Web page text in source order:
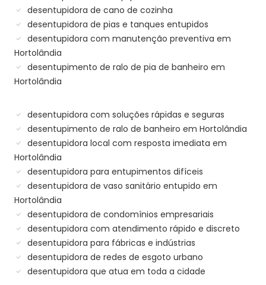
desentupidora de cano de cozinha
desentupidora de pias e tanques entupidos
desentupidora com manutenção preventiva em
Hortolândia
desentupimento de ralo de pia de banheiro em
Hortolândia
desentupidora com soluções rápidas e seguras
desentupimento de ralo de banheiro em Hortolândia
desentupidora local com resposta imediata em
Hortolândia
desentupidora para entupimentos difíceis
desentupidora de vaso sanitário entupido em
Hortolândia
desentupidora de condomínios empresariais
desentupidora com atendimento rápido e discreto
desentupidora para fábricas e indústrias
desentupidora de redes de esgoto urbano
desentupidora que atua em toda a cidade